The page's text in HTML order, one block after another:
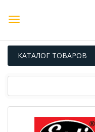
КАТАЛОГ ТОВАРОВ